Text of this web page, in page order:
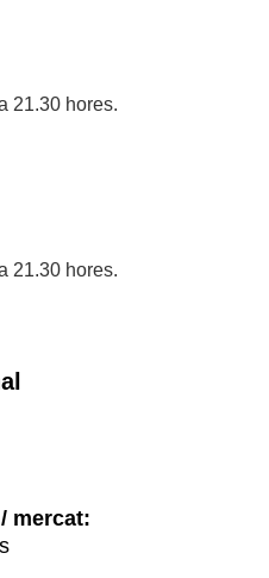
21.30 hores.
21.30 hores.
mercat: